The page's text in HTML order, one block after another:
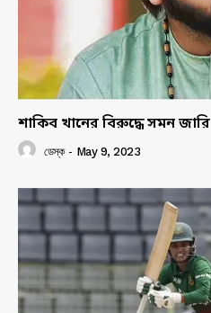
শাকিব খানের বিরুদ্ধে সমন জারি
ডেস্ক - May 9, 2023